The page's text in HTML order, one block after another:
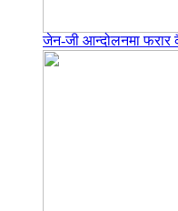
जेन-जी आन्दोलनमा